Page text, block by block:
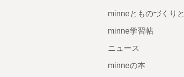
minneとものづくりと
minne学習帖
ニュース
minneの本